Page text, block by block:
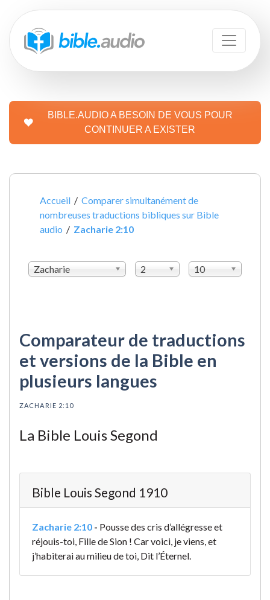
BIBLE.AUDIO A BESOIN DE VOUS POUR
CONTINUER A EXISTER
Accueil /Comparer simultanément de
nombreuses traductions bibliques sur Bible
audio / Zacharie 2:10
Zacharie 2 10
Comparateur de traductions
et versions de la Bible en
plusieurs langues
ZACHARIE 2:10
La Bible Louis Segond
Bible Louis Segond 1910
Zacharie 2:10 - Pousse des cris d’allégresse et
réjouis-toi, Fille de Sion ! Car voici, je viens, et
j’habiterai au milieu de toi, Dit l’Éternel.